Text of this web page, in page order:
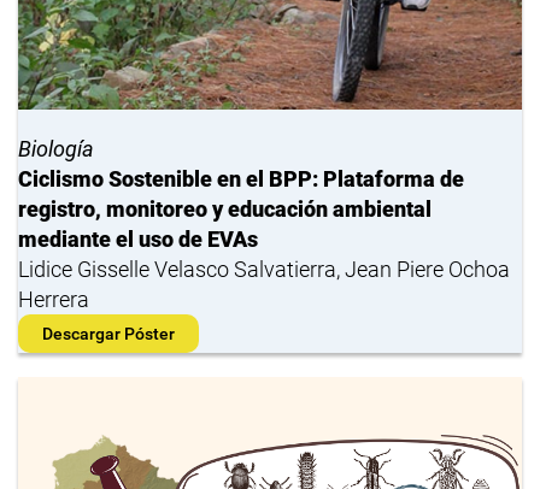
Biología
Ciclismo Sostenible en el BPP: Plataforma de
registro, monitoreo y educación ambiental
mediante el uso de EVAs
Lidice Gisselle Velasco Salvatierra, Jean Piere Ochoa
Herrera
Descargar Póster